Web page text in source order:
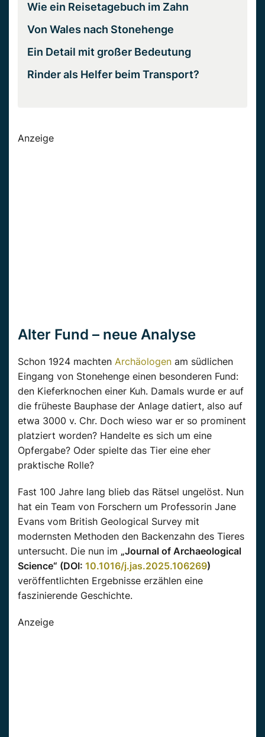
Wie ein Reisetagebuch im Zahn
Von Wales nach Stonehenge
Ein Detail mit großer Bedeutung
Rinder als Helfer beim Transport?
Anzeige
Alter Fund – neue Analyse
Schon 1924 machten Archäologen am südlichen
Eingang von Stonehenge einen besonderen Fund:
den Kieferknochen einer Kuh. Damals wurde er auf
die früheste Bauphase der Anlage datiert, also auf
etwa 3000 v. Chr. Doch wieso war er so prominent
platziert worden? Handelte es sich um eine
Opfergabe? Oder spielte das Tier eine eher
praktische Rolle?
Fast 100 Jahre lang blieb das Rätsel ungelöst. Nun
hat ein Team von Forschern um Professorin Jane
Evans vom British Geological Survey mit
modernsten Methoden den Backenzahn des Tieres
untersucht. Die nun im „Journal of Archaeological
Science“ (DOI: 10.1016/j.jas.2025.106269)
veröffentlichten Ergebnisse erzählen eine
faszinierende Geschichte.
Anzeige